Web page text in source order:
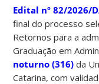
Edital nº 82/2026/
final do processo
Retornos para a
Graduação em
noturno (316)da
Catarina, com